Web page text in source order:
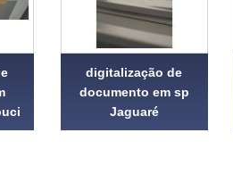
digitalização de
documento em sp
Jaguaré